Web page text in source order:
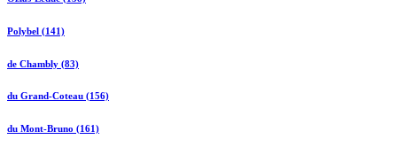
Polybel (141)
de Chambly (83)
du Grand-Coteau (156)
du Mont-Bruno (161)